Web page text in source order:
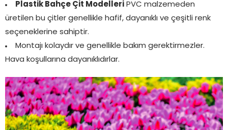
Plastik Bahçe Çit Modelleri
PVC malzemeden
üretilen bu çitler genellikle hafif, dayanıklı ve çeşitli renk
seçeneklerine sahiptir.
Montajı kolaydır ve genellikle bakım gerektirmezler.
Hava koşullarına dayanıklıdırlar.